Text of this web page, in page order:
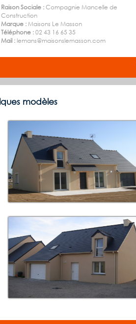
Raison Sociale :Compagnie Mancelle de
Construction
Marque :Maisons Le Masson
Téléphone :02 43 16 65 35
Mail : lemans@maisonslemasson.com
modèles